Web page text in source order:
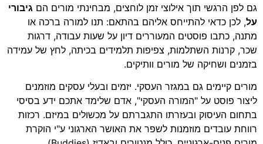
גם לפן הרגשי תוך אילוצי זמן לוחצים, מבחינתי מורים הם גיבורי
על, לכן כדאי להתייחס אליהם בהתאם: תנו למורה ברכה או
מתנה, כתבו פוסטים המעוררים דיון על שעות עבודה, דרגות
שכר, קרנות השתלמות, צפיפות תלמידים בכיתה, לחץ של עמידה
בזמנים ושחיקה של מורים וותיקים.
מורים קיימים גם במגזר העסקי. יזמים ובעלי עסקים מוזמנים
ליצור פוסט על "המורה העסקי", אדם שלימד אתכם ידע בסיסי
בתחום העיסוק ובעזרתו התגברתם על מכשולים במיזם. רכזות
רווחת עובדים מוזמנות לשפר את האושר הארגוני ע"י הוקרת